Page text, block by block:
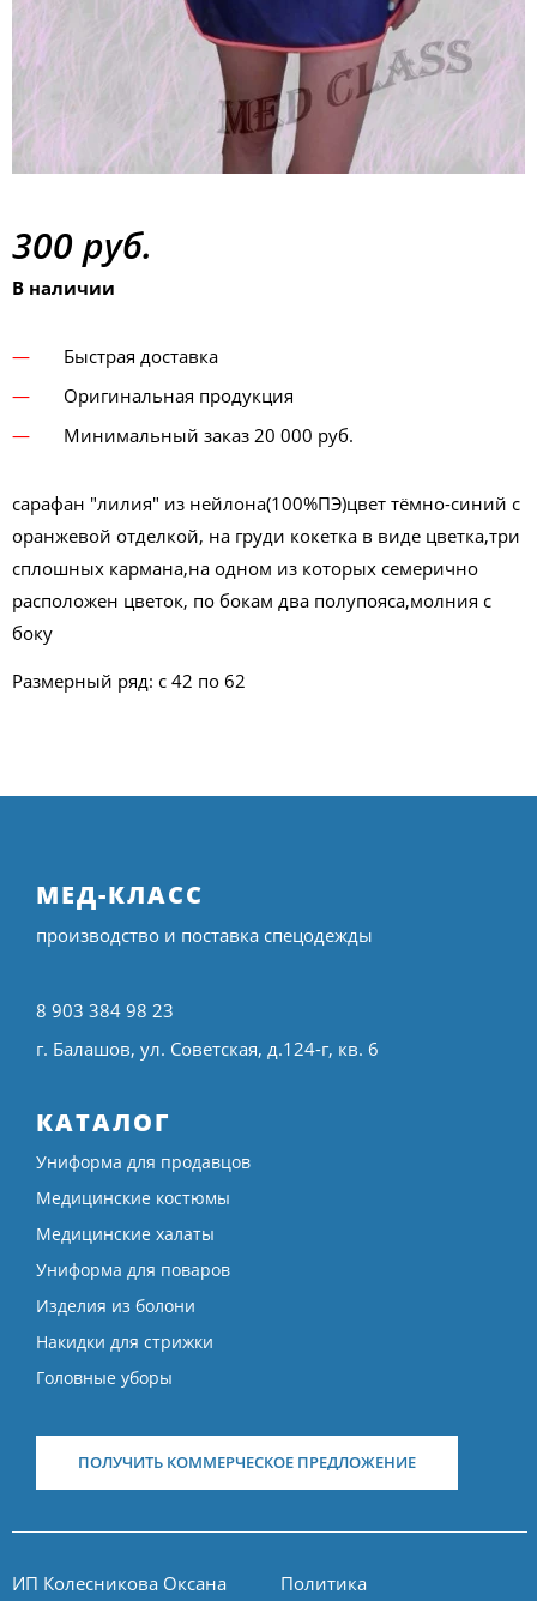
300 руб.
В наличии
Быстрая доставка
Оригинальная продукция
Минимальный заказ 20 000 руб.
сарафан "лилия" из нейлона(100%ПЭ)цвет тёмно-синий с
оранжевой отделкой, на груди кокетка в виде цветка,три
сплошных кармана,на одном из которых семерично
расположен цветок, по бокам два полупояса,молния с
боку
Размерный ряд: с 42 по 62
МЕД-КЛАСС
производство и поставка спецодежды
8 903 384 98 23
г. Балашов, ул. Советская, д.124-г, кв. 6
КАТАЛОГ
Униформа для продавцов
Медицинские костюмы
Медицинские халаты
Униформа для поваров
Изделия из болони
Накидки для стрижки
Головные уборы
ПОЛУЧИТЬ КОММЕРЧЕСКОЕ ПРЕДЛОЖЕНИЕ
ИП Колесникова Оксана
Политика